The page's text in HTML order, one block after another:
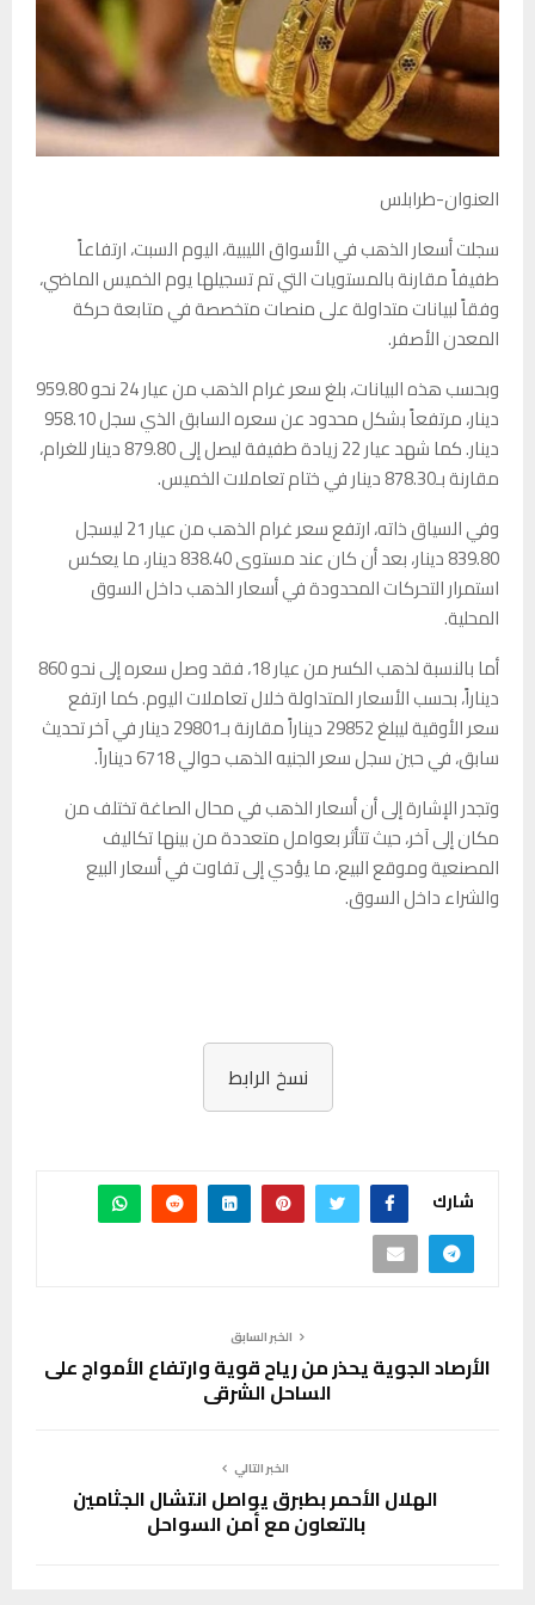
العنوان-طرابلس
سجلت أسعار الذهب في الأسواق الليبية، اليوم السبت، ارتفاعاً
طفيفاً مقارنة بالمستويات التي تم تسجيلها يوم الخميس الماضي،
وفقاً لبيانات متداولة على منصات متخصصة في متابعة حركة
المعدن الأصفر.
وبحسب هذه البيانات، بلغ سعر غرام الذهب من عيار 24 نحو 959.80
دينار، مرتفعاً بشكل محدود عن سعره السابق الذي سجل 958.10
دينار. كما شهد عيار 22 زيادة طفيفة ليصل إلى 879.80 دينار للغرام،
مقارنة بـ878.30 دينار في ختام تعاملات الخميس.
وفي السياق ذاته، ارتفع سعر غرام الذهب من عيار 21 ليسجل
839.80 دينار، بعد أن كان عند مستوى 838.40 دينار، ما يعكس
استمرار التحركات المحدودة في أسعار الذهب داخل السوق
المحلية.
أما بالنسبة لذهب الكسر من عيار 18، فقد وصل سعره إلى نحو 860
ديناراً، بحسب الأسعار المتداولة خلال تعاملات اليوم. كما ارتفع
سعر الأوقية ليبلغ 29852 ديناراً مقارنة بـ29801 دينار في آخر تحديث
سابق، في حين سجل سعر الجنيه الذهب حوالي 6718 ديناراً.
وتجدر الإشارة إلى أن أسعار الذهب في محال الصاغة تختلف من
مكان إلى آخر، حيث تتأثر بعوامل متعددة من بينها تكاليف
المصنعية وموقع البيع، ما يؤدي إلى تفاوت في أسعار البيع
والشراء داخل السوق.
نسخ الرابط
شارك
الخبر السابق
الأرصاد الجوية يحذر من رياح قوية وارتفاع الأمواج على
الساحل الشرقي
الخبر التالي
الهلال الأحمر بطبرق يواصل انتشال الجثامين
بالتعاون مع أمن السواحل